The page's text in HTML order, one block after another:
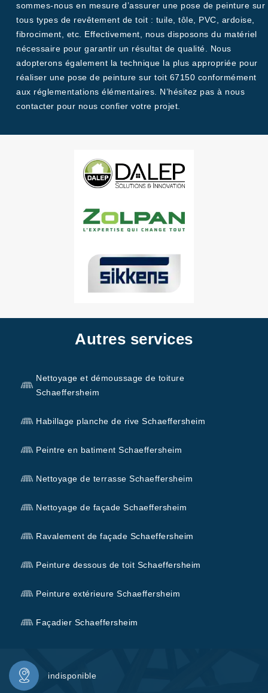
sommes-nous en mesure d’assurer une pose de peinture sur
tous types de revêtement de toit : tuile, tôle, PVC, ardoise,
fibrociment, etc. Effectivement, nous disposons du matériel
nécessaire pour garantir un résultat de qualité. Nous
adopterons également la technique la plus appropriée pour
réaliser une pose de peinture sur toit 67150 conformément
aux réglementations élémentaires. N’hésitez pas à nous
contacter pour nous confier votre projet.
Autres services
Nettoyage et démoussage de toiture
Schaeffersheim
Habillage planche de rive Schaeffersheim
Peintre en batiment Schaeffersheim
Nettoyage de terrasse Schaeffersheim
Nettoyage de façade Schaeffersheim
Ravalement de façade Schaeffersheim
Peinture dessous de toit Schaeffersheim
Peinture extérieure Schaeffersheim
Façadier Schaeffersheim
indisponible